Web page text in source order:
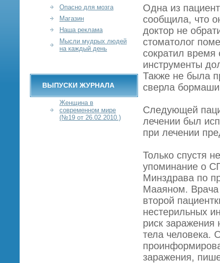
Одна из
сообщила, что
доктор не
стоматолог
сократил время
инструменты
Также не была
сверла
Следующей
лечении был
при лечении
Только спустя
упоминание о
Минздрава по
Мааяном. Врача
второй
нестерильных
риск заражения
тела человека.
заражения,
Опасно для мозга
Магазин
Наша реклама
Мысли мудрых людей
на каждый день
ВЫПУСКИ ЖУРНАЛА
Женщина в
современном мире
(№19 от 26.02.2010.)